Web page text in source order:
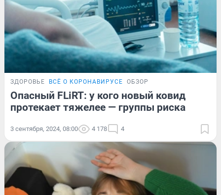
ЗДОРОВЬЕ ВСЁ О КОРОНАВИРУСЕ ОБЗОР
Опасный FLiRT: у кого новый ковид
протекает тяжелее — группы риска
3 сентября, 2024, 08:00 4 178 4